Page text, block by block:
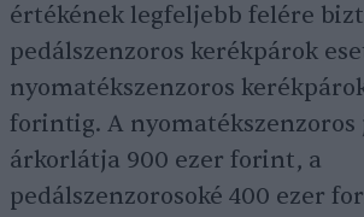
értékének legfeljebb felére
pedálszenzoros kerékpárok
nyomatékszenzoros
forintig. A nyomatékszenzoros
árkorlátja 900 ezer forint, a
pedálszenzorosoké 400 ezer